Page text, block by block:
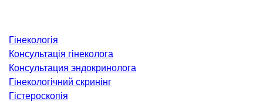
Гінекологія
Консультація гінеколога
Консультация эндокринолога
Гінекологічний скринінг
Гістероскопія